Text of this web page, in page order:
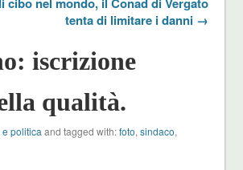
tenta di limitare i danni →
iscrizione
qualità.
politica and tagged with:foto, sindaco,